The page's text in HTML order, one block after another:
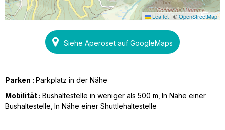
Leaflet | ©OpenStreetMap
Siehe Aperoset auf GoogleMaps
Parken : Parkplatz in der Nähe
Mobilität : Bushaltestelle in weniger als 500 m In Nähe einer
Bushaltestelle In Nähe einer Shuttlehaltestelle